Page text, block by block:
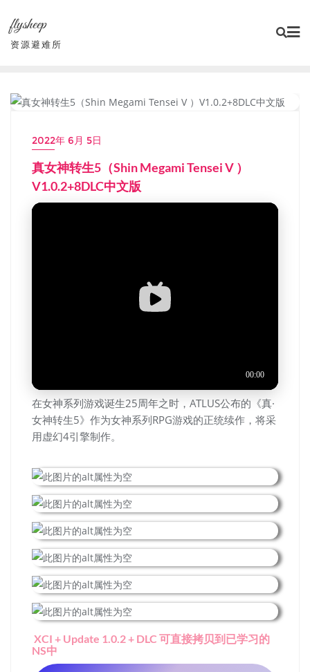
content
flysheep
资源避难所
2022年 6月 5日
真女神转生5（Shin Megami Tensei V ）
V1.0.2+8DLC中文版
在女神系列游戏诞生25周年之时，ATLUS公布的《真·
女神转生5》作为女神系列RPG游戏的正统续作，将采
用虚幻4引擎制作。
XCI + Update 1.0.2 + DLC 可直接拷贝到已学习的
NS中